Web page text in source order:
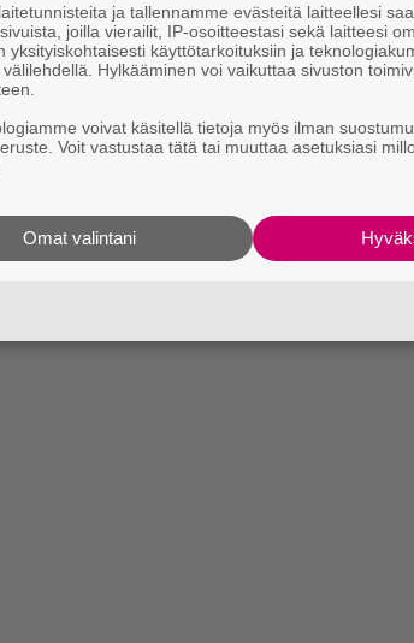
ja tallennamme evästeitä laitteellesi
joilla vierailit, IP-osoitteestasi sekä laitteesi
yksityiskohtaisesti käyttötarkoituksiin ja
Hylkääminen voi vaikuttaa sivuston
voivat käsitellä tietoja myös ilman
Voit vastustaa tätä tai muuttaa asetuksiasi
Omat valintani